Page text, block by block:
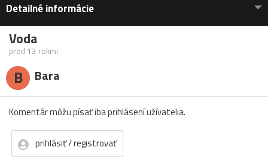
Detailné informácie
Voda
pred 13 rokmi
B Bara
Komentár môžu písať iba prihlásení užívatelia.
prihlásiť / registrovať